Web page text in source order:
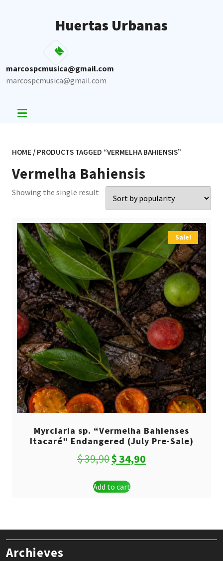
Huertas Urbanas
marcospcmusica@gmail.com
marcospcmusica@gmail.com
HOME / PRODUCTS TAGGED “VERMELHA BAHIENSIS”
Vermelha Bahiensis
Showing the single result
Sale!
Myrciaria sp. “Vermelha Bahienses
Itacaré” Endangered (July Pre-Sale)
$39,90Original
was:
$34,90
Add to cart
Archieves